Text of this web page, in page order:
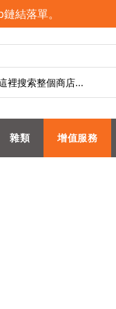
結落單。
雜類 增值服務